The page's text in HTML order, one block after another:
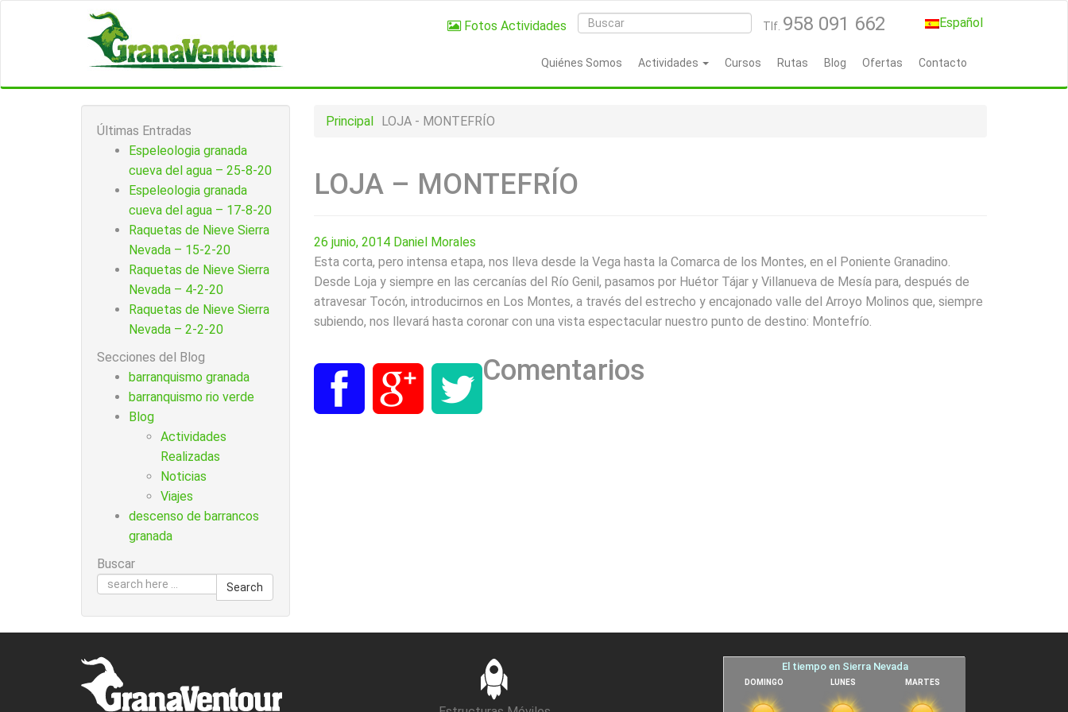
Español
Fotos Actividades Tlf. 958 091 662
Quiénes Somos Actividades Cursos Rutas Blog Ofertas Contacto
Principal LOJA - MONTEFRÍO
LOJA – MONTEFRÍO
26 junio, 2014 Daniel Morales
Esta corta, pero intensa etapa, nos lleva desde la Vega hasta la Comarca de los Montes, en el Poniente Granadino.
Desde Loja y siempre en las cercanías del Río Genil, pasamos por Huétor Tájar y Villanueva de Mesía para, después de
atravesar Tocón, introducirnos en Los Montes, a través del estrecho y encajonado valle del Arroyo Molinos que, siempre
subiendo, nos llevará hasta coronar con una vista espectacular nuestro punto de destino: Montefrío.
Comentarios
Últimas Entradas
Espeleologia granada
cueva del agua – 25-8-20
Espeleologia granada
cueva del agua – 17-8-20
Raquetas de Nieve Sierra
Nevada – 15-2-20
Raquetas de Nieve Sierra
Nevada – 4-2-20
Raquetas de Nieve Sierra
Nevada – 2-2-20
Secciones del Blog
barranquismo granada
barranquismo rio verde
Blog
Actividades
Realizadas
Noticias
Viajes
descenso de barrancos
granada
Buscar
Search